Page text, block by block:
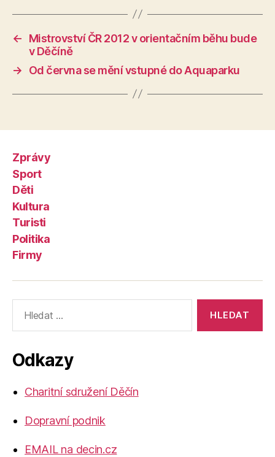
←
Mistrovství ČR 2012 v orientačním běhu bude
v Děčíně
→
Od června se mění vstupné do Aquaparku
Zprávy
Sport
Děti
Kultura
Turisti
Politika
Firmy
vyhledávání:
Odkazy
Charitní sdružení Děčín
Dopravní podnik
EMAIL na decin.cz